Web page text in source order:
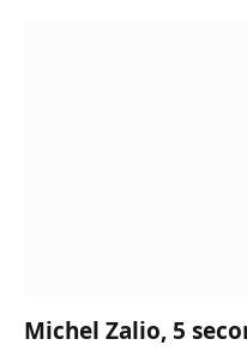
Michel Zalio, 5